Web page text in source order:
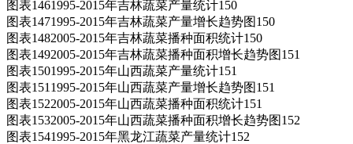
图表1461995-2015年吉林蔬菜产量统计150
图表1471995-2015年吉林蔬菜产量增长趋势图150
图表1482005-2015年吉林蔬菜播种面积统计150
图表1492005-2015年吉林蔬菜播种面积增长趋势图151
图表1501995-2015年山西蔬菜产量统计151
图表1511995-2015年山西蔬菜产量增长趋势图151
图表1522005-2015年山西蔬菜播种面积统计151
图表1532005-2015年山西蔬菜播种面积增长趋势图152
图表1541995-2015年黑龙江蔬菜产量统计152